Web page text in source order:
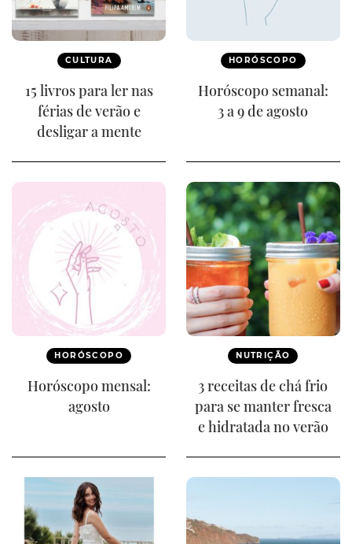
CULTURA
15 livros para ler nas
férias de verão e
desligar a mente
HORÓSCOPO
Horóscopo semanal:
3 a 9 de agosto
HORÓSCOPO
Horóscopo mensal:
agosto
NUTRIÇÃO
3 receitas de chá frio
para se manter fresca
e hidratada no verão